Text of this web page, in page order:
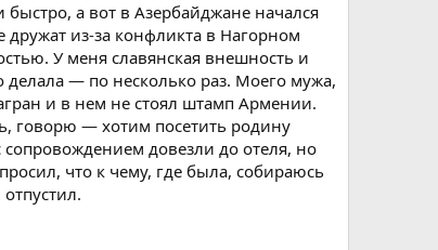
а вот в Азербайджане начался
дружат из-за конфликта в Нагорном
У меня славянская внешность и
— по несколько раз. Моего мужа,
и в нем не стоял штамп Армении.
говорю — хотим посетить родину
сопровождением довезли до отеля, но
что к чему, где была, собираюсь